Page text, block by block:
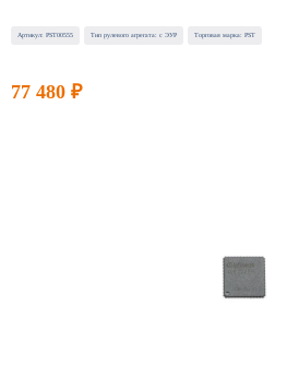
Артикул: PST00555 Тип рулевого агрегата: с ЭУР Торговая марка: PST
77 480 ₽